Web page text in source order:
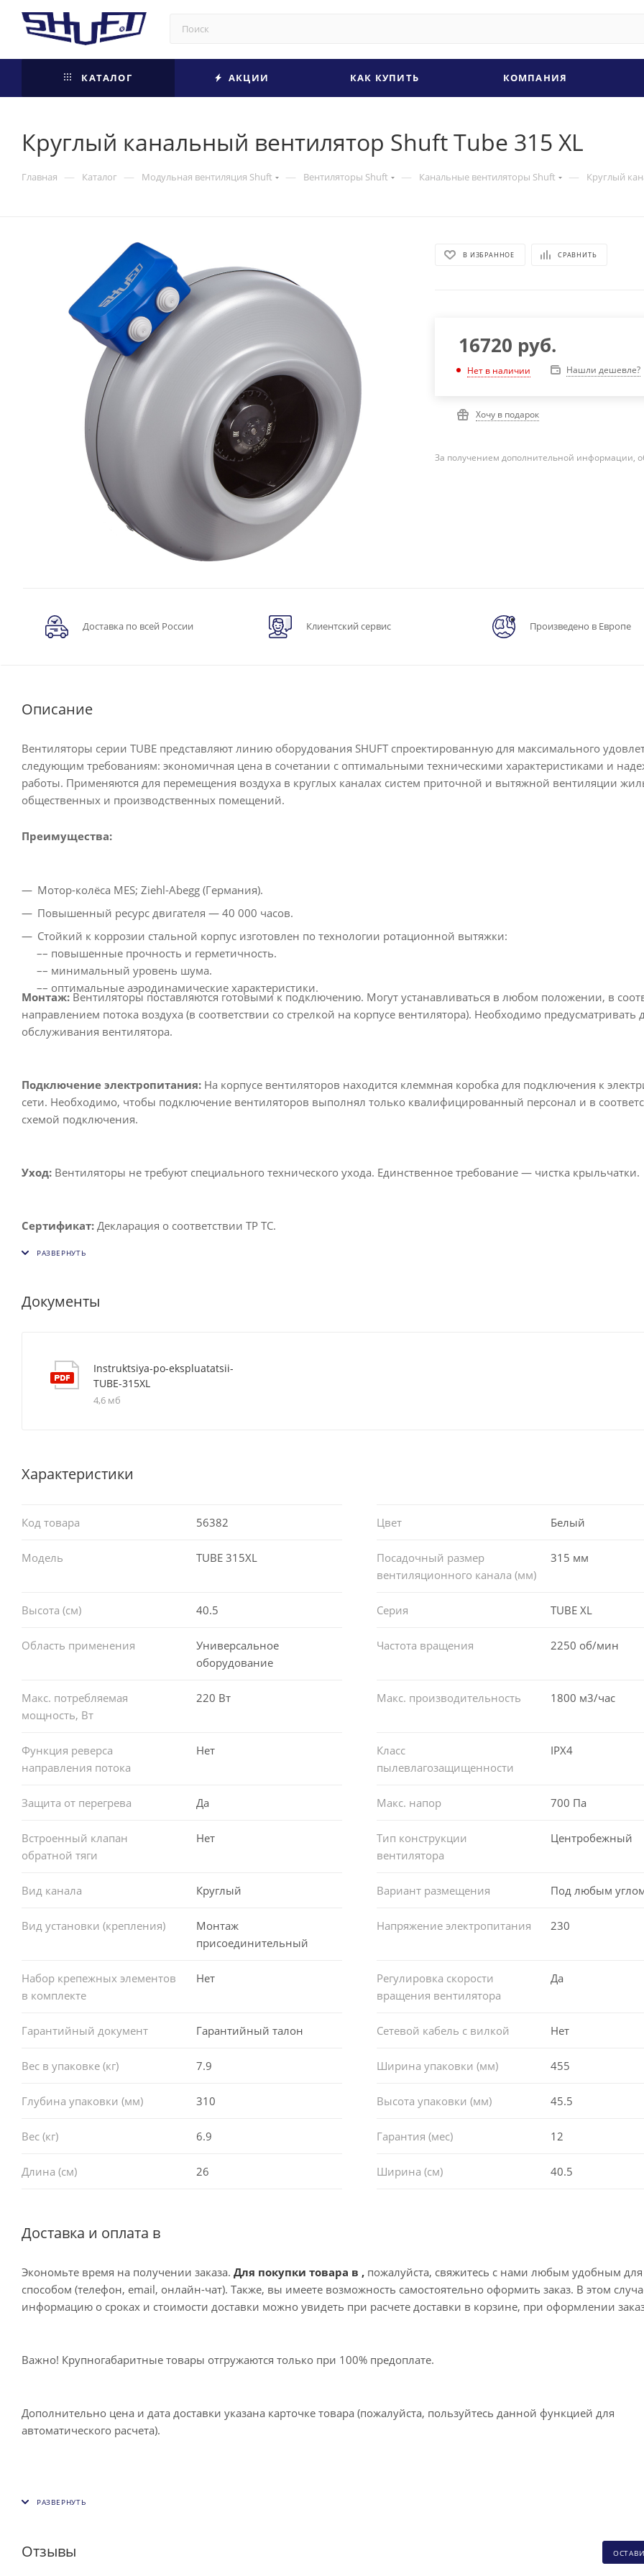
КАТАЛОГ АКЦИИ КАК КУПИТЬ КОМПАНИЯ
Круглый канальный вентилятор Shuft Tube 315 XL
Главная — Каталог — Модульная вентиляция Shuft — Вентиляторы Shuft — Канальные вентиляторы Shuft — Круглый
В ИЗБРАННОЕ СРАВНИТЬ
16720 руб.
Нет в наличии Нашли дешевле?
Хочу в подарок
За получением дополнительной информации,
Доставка по всей России Клиентский сервис Произведено в Европе
Описание
Вентиляторы серии TUBE представляют линию оборудования SHUFT спроектированную для максимального
следующим требованиям: экономичная цена в сочетании с оптимальными техническими характеристиками и
работы. Применяются для перемещения воздуха в круглых каналах систем приточной и вытяжной вентиляции
общественных и производственных помещений.
Преимущества:
Мотор-колёса MES; Ziehl-Abegg (Германия).
Повышенный ресурс двигателя — 40 000 часов.
Стойкий к коррозии стальной корпус изготовлен по технологии ротационной вытяжки:
–– повышенные прочность и герметичность.
–– минимальный уровень шума.
–– оптимальные аэродинамические характеристики.
Монтаж:Вентиляторы поставляются готовыми к подключению. Могут устанавливаться в любом положении, в
направлением потока воздуха (в соответствии со стрелкой на корпусе вентилятора). Необходимо предусматривать
обслуживания вентилятора.
Подключение электропитания: На корпусе вентиляторов находится клеммная коробка для подключения к
сети. Необходимо, чтобы подключение вентиляторов выполнял только квалифицированный персонал и в
схемой подключения.
Уход: Вентиляторы не требуют специального технического ухода. Единственное требование — чистка крыльчатки.
Сертификат: Декларация о соответствии ТР ТС.
Документы
Instruktsiya-po-ekspluatatsii-
TUBE-315XL
4,6 мб
Характеристики
Код товара 56382 Цвет Белый
Модель TUBE 315XL
Посадочный размер
вентиляционного канала (мм)
315 мм
Высота (см) 40.5 Серия TUBE XL
Область применения
Универсальное
оборудование
Частота вращения 2250 об/мин
Макс. потребляемая
мощность, Вт
220 Вт Макс. производительность 1800 м3/час
Функция реверса
направления потока
Нет
Класс
пылевлагозащищенности
IPX4
Защита от перегрева Да Макс. напор 700 Па
Встроенный клапан
обратной тяги
Нет
Тип конструкции
вентилятора
Центробежный
Вид канала Круглый Вариант размещения Под любым
Вид установки (крепления)
Монтаж
присоединительный
Напряжение электропитания 230
Набор крепежных элементов
в комплекте
Нет
Регулировка скорости
вращения вентилятора
Да
Гарантийный документ Гарантийный талон Сетевой кабель с вилкой Нет
Вес в упаковке (кг) 7.9 Ширина упаковки (мм) 455
Глубина упаковки (мм) 310 Высота упаковки (мм) 45.5
Вес (кг) 6.9 Гарантия (мес) 12
Длина (см) 26 Ширина (см) 40.5
Доставка и оплата в
Экономьте время на получении заказа. Для покупки товара в , пожалуйста, свяжитесь с нами любым удобным для
способом (телефон, email, онлайн-чат). Также, вы имеете возможность самостоятельно оформить заказ. В этом
информацию о сроках и стоимости доставки можно увидеть при расчете доставки в корзине, при оформлении
Важно! Крупногабаритные товары отгружаются только при 100% предоплате.
Дополнительно цена и дата доставки указана карточке товара (пожалуйста, пользуйтесь данной функцией для
автоматического расчета).
Отзывы